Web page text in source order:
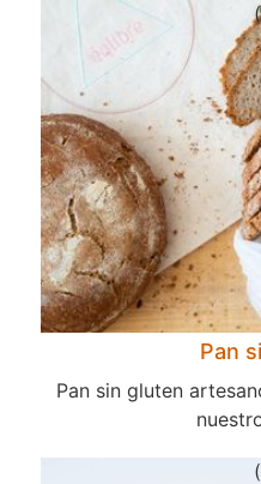
Pan
Pan sin gluten